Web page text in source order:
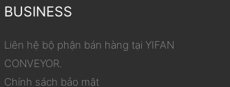
BUSINESS
Liên hệ bộ phận bán hàng tại YIFAN
CONVEYOR.
Chính sách bảo mật